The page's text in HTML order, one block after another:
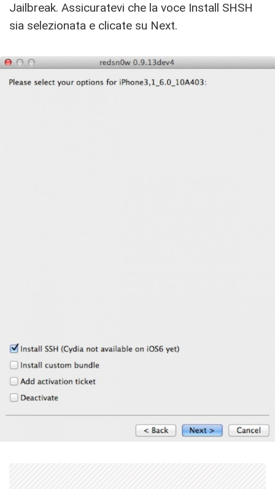
Jailbreak. Assicuratevi che la voce Install SHSH
sia selezionata e clicate su Next.